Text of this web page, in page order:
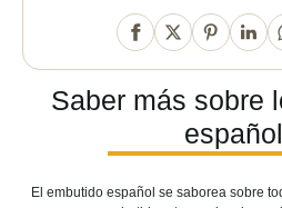
Saber más sobre
El embutido español se saborea sobre